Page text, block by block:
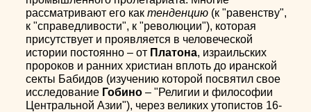
рассматривают его кактенденцию (к "равенству",
к "справедливости", к "революции"), которая
присутствует и проявляется в человеческой
истории постоянно – от Платона, израильских
пророков и ранних христиан вплоть до иранской
секты Бабидов (изучению которой посвятил свое
исследование Гобино – "Религии и философии
Центральной Азии"), через великих утопистов 16-